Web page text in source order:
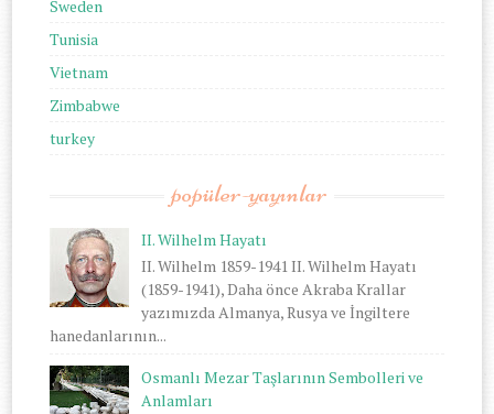
Sweden
Tunisia
Vietnam
Zimbabwe
turkey
popüler-yayınlar
II. Wilhelm Hayatı
II. Wilhelm 1859-1941 II. Wilhelm Hayatı
(1859-1941), Daha önce Akraba Krallar
yazımızda Almanya, Rusya ve İngiltere
hanedanlarının...
Osmanlı Mezar Taşlarının Sembolleri ve
Anlamları